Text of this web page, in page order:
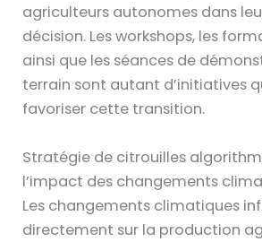
agriculteurs autonomes dans
décision. Les workshops, les
ainsi que les séances de
terrain sont autant d’initiatives
favoriser cette transition.
Stratégie de citrouilles
l’impact des changements
Les changements climatiques
directement sur la production